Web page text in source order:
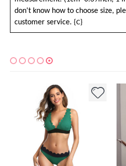
don't know how to choose size,
customer service. {C}